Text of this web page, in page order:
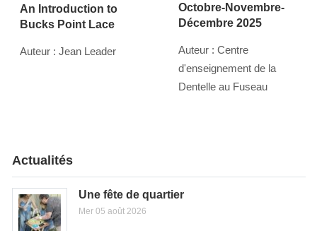
An Introduction to
Bucks Point Lace
Auteur : Jean Leader
Octobre-Novembre-
Décembre 2025
Auteur : Centre
d'enseignement de la
Dentelle au Fuseau
Actualités
Une fête de quartier
Mer 05 août 2026